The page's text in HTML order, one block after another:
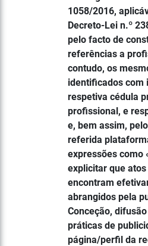
1058/2016,
Decreto-Lei n.º
pelo facto de
referências a
contudo, os
identificados com
respetiva cédula
profissional, e
e, bem assim,
referida
expressões como
explicitar que
encontram
abrangidos pela
Conceção,
práticas de
página/perfil da